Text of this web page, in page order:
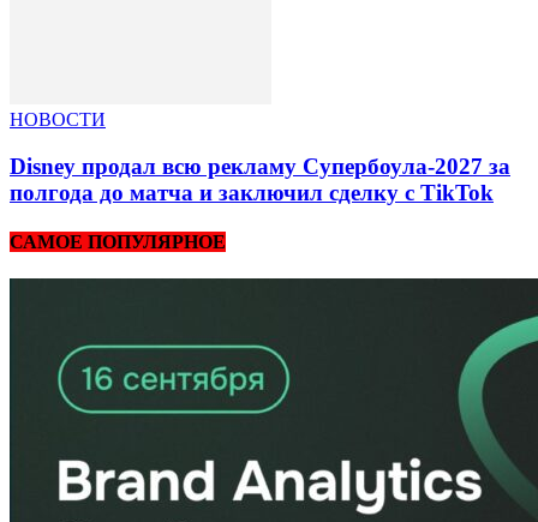
НОВОСТИ
Disney продал всю рекламу Супербоула-2027 за
полгода до матча и заключил сделку с TikTok
САМОЕ ПОПУЛЯРНОЕ